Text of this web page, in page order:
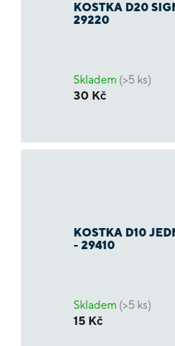
KOSTKA D20
29220
Skladem (>5 ks)
30 Kč
KOSTKA D10
- 29410
Skladem (>5 ks)
15 Kč